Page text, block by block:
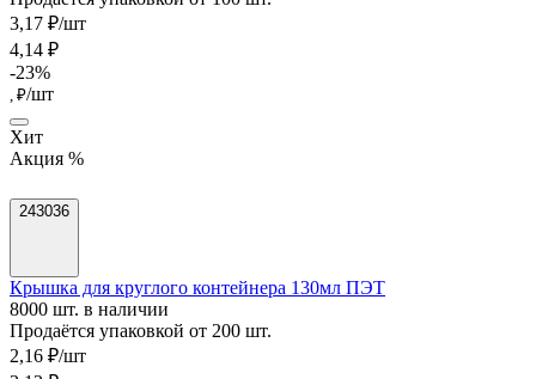
3,17 ₽/шт
4,14 ₽
-23%
, ₽/шт
Хит
Акция %
243036
Крышка для круглого контейнера 130мл ПЭТ
8000 шт. в наличии
Продаётся упаковкой от 200 шт.
2,16 ₽/шт